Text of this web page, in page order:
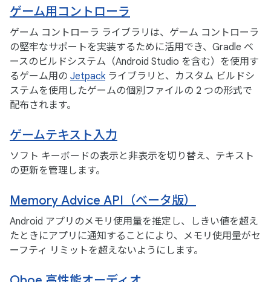
ゲーム用コントローラ
ゲーム コントローラ ライブラリは、ゲーム コントローラ
の堅牢なサポートを実装するために活用でき、Gradle ベ
ースのビルドシステム（Android Studio を含む）を使用す
るゲーム用の Jetpackライブラリと、カスタム ビルドシ
ステムを使用したゲームの個別ファイルの 2 つの形式で
配布されます。
ゲームテキスト入力
ソフト キーボードの表示と非表示を切り替え、テキスト
の更新を管理します。
Memory Advice API（ベータ版）
Android アプリのメモリ使用量を推定し、しきい値を超え
たときにアプリに通知することにより、メモリ使用量がセ
ーフティ リミットを超えないようにします。